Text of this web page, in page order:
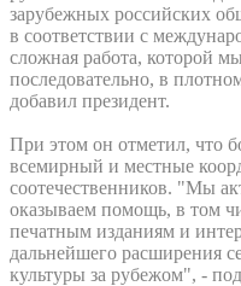
зарубежных российских
в соответствии с
сложная работа, которой
последовательно, в
добавил президент.
При этом он отметил, что
всемирный и местные
соотечественников. "Мы
оказываем помощь, в том
печатным изданиям и
дальнейшего расширения
культуры за рубежом", -